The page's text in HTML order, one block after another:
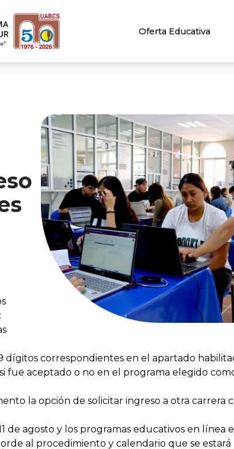
Oferta Educativa
correspondientes en el apartado
fue aceptado o no en el programa elegido
la opción de solicitar ingreso a otra carrera
de agosto y los programas educativos en línea
al procedimiento y calendario que se estará